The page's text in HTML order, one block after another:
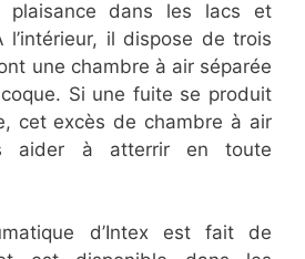
plaisance dans les lacs et
l’intérieur, il dispose de trois
une chambre à air séparée
Si une fuite se produit
cet excès de chambre à air
aider à atterrir en toute
d’Intex est fait de